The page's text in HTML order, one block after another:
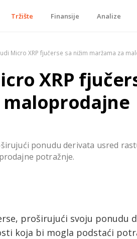
Tržište Finansije Analize
Micro XRP fjučerse sa nižim maržama za
XRP
maloprodajne
ponudu derivata usred
potražnje.
proširujući svoju ponudu
koja bi mogla podstaći